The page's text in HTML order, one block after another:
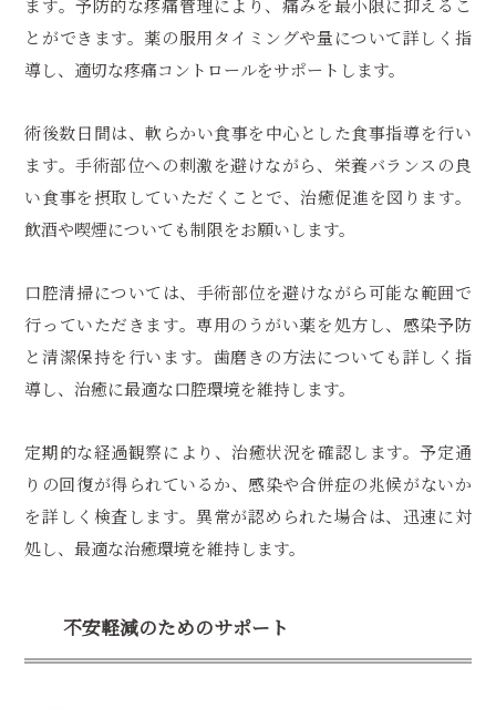
ます。予防的な疼痛管理により、痛みを最小限に抑えるこ
とができます。薬の服用タイミングや量について詳しく指
導し、適切な疼痛コントロールをサポートします。
術後数日間は、軟らかい食事を中心とした食事指導を行い
ます。手術部位への刺激を避けながら、栄養バランスの良
い食事を摂取していただくことで、治癒促進を図ります。
飲酒や喫煙についても制限をお願いします。
口腔清掃については、手術部位を避けながら可能な範囲で
行っていただきます。専用のうがい薬を処方し、感染予防
と清潔保持を行います。歯磨きの方法についても詳しく指
導し、治癒に最適な口腔環境を維持します。
定期的な経過観察により、治癒状況を確認します。予定通
りの回復が得られているか、感染や合併症の兆候がないか
を詳しく検査します。異常が認められた場合は、迅速に対
処し、最適な治癒環境を維持します。
不安軽減のためのサポート